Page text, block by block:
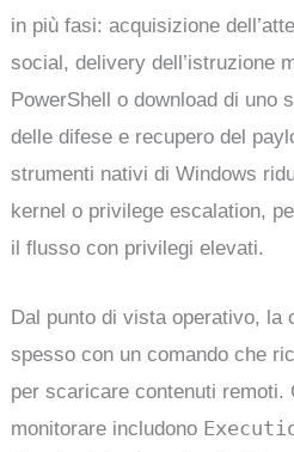
in più fasi: acquisizione
social, delivery dell’istruzione
PowerShell o download di uno
delle difese e recupero del
strumenti nativi di Windows
kernel o privilege escalation,
il flusso con privilegi elevati.
Dal punto di vista operativo, la
spesso con un comando che
per scaricare contenuti
monitorare includono